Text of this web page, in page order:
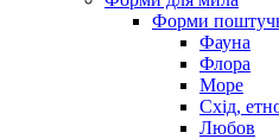
Форми
Фауна
Флора
Море
Схід,
Любов